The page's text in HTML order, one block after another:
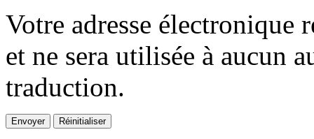
Votre adresse électronique
et ne sera utilisée à aucun
traduction.